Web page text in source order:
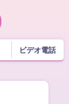
ビデオ電話